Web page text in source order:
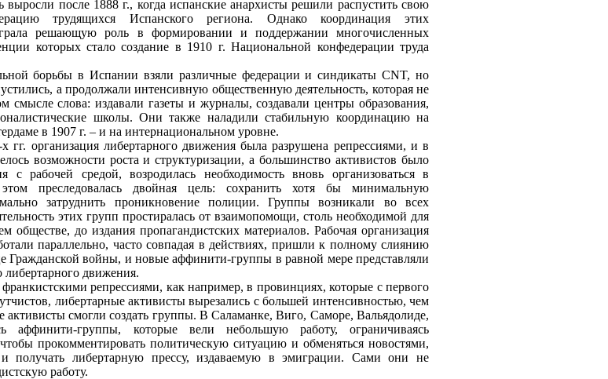
после 1888 г., когда испанские анархисты решили распустить свою
трудящихся Испанского региона. Однако координация этих
решающую роль в формировании и поддержании многочисленных
которых стало создание в 1910 г. Национальной конфедерации труда
борьбы в Испании взяли различные федерации и синдикаты CNT, но
а продолжали интенсивную общественную деятельность, которая не
смысле слова: издавали газеты и журналы, создавали центры образования,
школы. Они также наладили стабильную координацию на
в 1907 г. – и на интернациональном уровне.
гг. организация либертарного движения была разрушена репрессиями, и в
возможности роста и структуризации, а большинство активистов было
с рабочей средой, возродилась необходимость вновь организоваться в
преследовалась двойная цель: сохранить хотя бы минимальную
затруднить проникновение полиции. Группы возникали во всех
этих групп простиралась от взаимопомощи, столь необходимой для
обществе, до издания пропагандистских материалов. Рабочая организация
параллельно, часто совпадая в действиях, пришли к полному слиянию
Гражданской войны, и новые аффинити-группы в равной мере представляли
движения.
репрессиями, как например, в провинциях, которые с первого
либертарные активисты вырезались с большей интенсивностью, чем
смогли создать группы. В Саламанке, Виго, Саморе, Вальядолиде,
аффинити-группы, которые вели небольшую работу, ограничиваясь
прокомментировать политическую ситуацию и обменяться новостями,
получать либертарную прессу, издаваемую в эмиграции. Сами они не
работу.